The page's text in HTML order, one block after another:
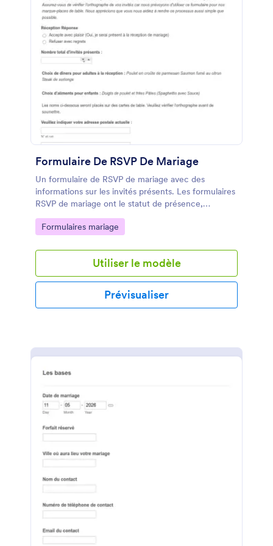
Formulaire De RSVP De Mariage
Un formulaire de RSVP de mariage avec des
informations sur les invités présents. Les formulaires
RSVP de mariage ont le statut de présence,
l'adresse postale, le nombre total d'invités présents
et les coordonnées des invités. Le formulaire de
sur les options de menu lors du mariage, tant pour
les adultes que pour les enfants. Vous pouvez même
suggérer une chanson à jouer lors du mariage à
l'aide de ce mariage de formulaire RSVP!
Go to Category:
Formulaires mariage
Utiliser le modèle
Prévisualiser